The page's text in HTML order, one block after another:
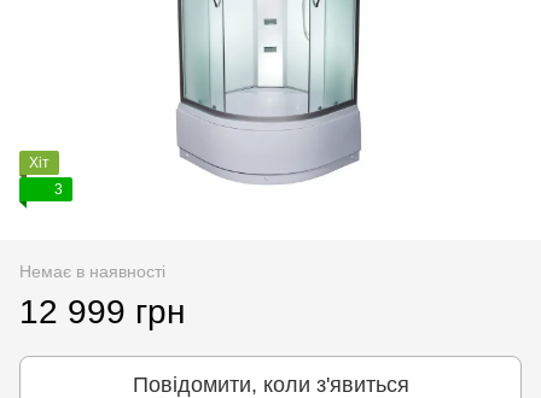
Хіт
3
Немає в наявності
12 999 грн
Повідомити, коли з'явиться